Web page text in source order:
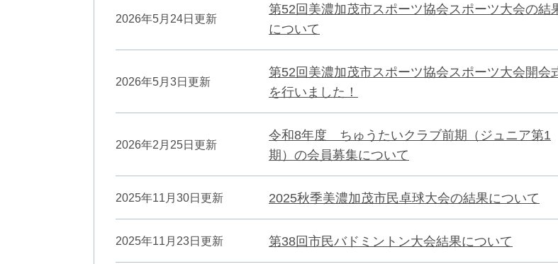
2026年5月24日更新
第52回美濃加茂市スポーツ協会スポーツ大会の結
について
2026年5月3日更新
第52回美濃加茂市スポーツ協会スポーツ大会開会
を行いました！
2026年2月25日更新
令和8年度 ちゅうたいクラブ前期（ジュニア第1
期）の会員募集について
2025年11月30日更新 2025秋季美濃加茂市民卓球大会の結果について
2025年11月23日更新 第38回市民バドミントン大会結果について